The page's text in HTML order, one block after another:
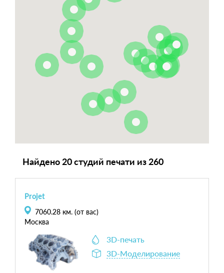
Найдено 20 студий печати из 260
Projet
7060.28 км. (от вас)
Москва
3D-печать
3D-Моделирование